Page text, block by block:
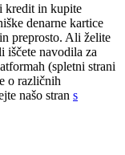
kredit in kupite
denarne kartice
preprosto. Ali želite
iščete navodila za
(spletni strani
o različnih
našo stran s